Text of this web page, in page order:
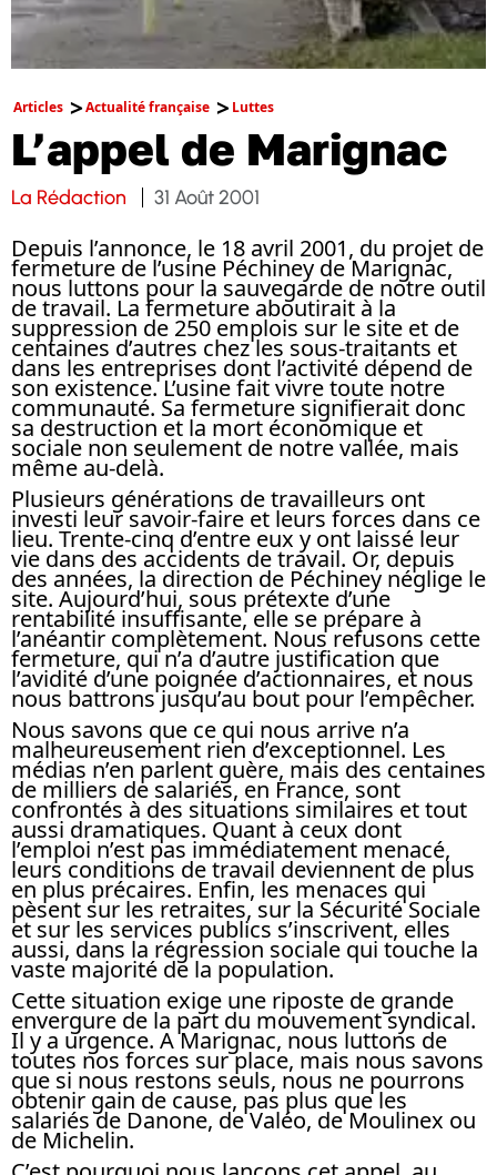
Articles Actualité française Luttes
L’appel de Marignac
La Rédaction 31 Août 2001
Depuis l’annonce, le 18 avril 2001, du projet de
fermeture de l’usine Péchiney de Marignac,
nous luttons pour la sauvegarde de notre outil
de travail. La fermeture aboutirait à la
suppression de 250 emplois sur le site et de
centaines d’autres chez les sous-traitants et
dans les entreprises dont l’activité dépend de
son existence. L’usine fait vivre toute notre
communauté. Sa fermeture signifierait donc
sa destruction et la mort économique et
sociale non seulement de notre vallée, mais
même au-delà.
Plusieurs générations de travailleurs ont
investi leur savoir-faire et leurs forces dans ce
lieu. Trente-cinq d’entre eux y ont laissé leur
vie dans des accidents de travail. Or, depuis
des années, la direction de Péchiney néglige le
site. Aujourd’hui, sous prétexte d’une
rentabilité insuffisante, elle se prépare à
l’anéantir complètement. Nous refusons cette
fermeture, qui n’a d’autre justification que
l’avidité d’une poignée d’actionnaires, et nous
nous battrons jusqu’au bout pour l’empêcher.
Nous savons que ce qui nous arrive n’a
malheureusement rien d’exceptionnel. Les
médias n’en parlent guère, mais des centaines
de milliers de salariés, en France, sont
confrontés à des situations similaires et tout
aussi dramatiques. Quant à ceux dont
l’emploi n’est pas immédiatement menacé,
leurs conditions de travail deviennent de plus
en plus précaires. Enfin, les menaces qui
pèsent sur les retraites, sur la Sécurité Sociale
et sur les services publics s’inscrivent, elles
aussi, dans la régression sociale qui touche la
vaste majorité de la population.
Cette situation exige une riposte de grande
envergure de la part du mouvement syndical.
Il y a urgence. A Marignac, nous luttons de
toutes nos forces sur place, mais nous savons
que si nous restons seuls, nous ne pourrons
obtenir gain de cause, pas plus que les
salariés de Danone, de Valéo, de Moulinex ou
de Michelin.